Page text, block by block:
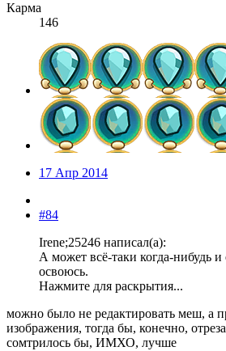
Карма
146
17 Апр 2014
#84
Irene;25246 написал(а):
А может всё-таки когда-нибудь и
освоюсь.
Нажмите для раскрытия...
можно было не редактировать меш, а
изображения, тогда бы, конечно,
сомтрилось бы, ИМХО, лучше